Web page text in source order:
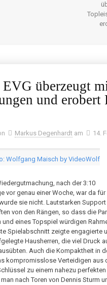
EVG überzeugt
und erobert
Markus Degenhardt am 14.
Wolfgang Maisch by VideoWolf
nach der 3:10
vor genau einer Woche, war da für
sie nicht. Lautstarken
von den Rängen, so dass die
und eines Topspiel würdigen
Spielabschnitt zeigte engagierte
Hausherren, die viel Druck
Auch die Kompaktheit in
kompromisslose Verteidigen aus
zu einem nahezu perfekten
nach Toren von Dennis Sturm